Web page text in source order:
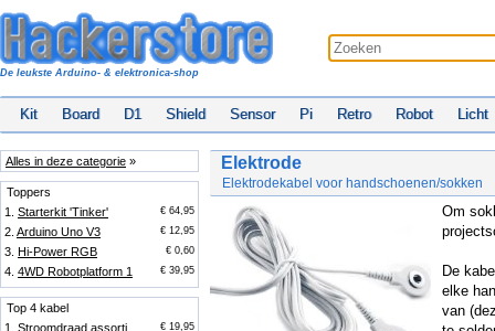
De leukste Arduino- & elektronica-shop
Kit Board D1 Shield Sensor Pi Retro Robot Licht
Alles in deze categorie »
Toppers
1. Starterkit 'Tinker' € 64,95
2. Arduino Uno V3 € 12,95
3. Hi-Power RGB € 0,60
4. 4WD Robotplatform 1 € 39,95
Top 4 kabel
1. Stroomdraad assorti € 19,95
Elektrode
Elektrodekabel voor handschoenen/sokken
Om
De
elke
van